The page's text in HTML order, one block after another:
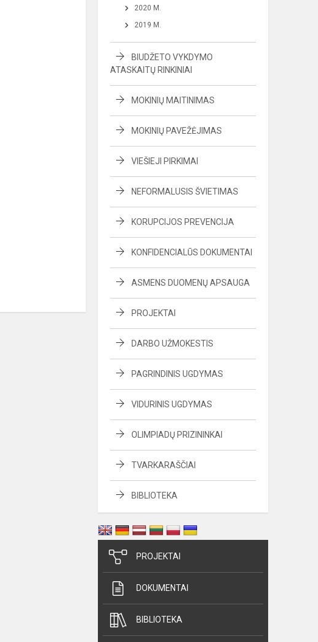
2020 M.
2019 M.
BIUDŽETO VYKDYMO
ATASKAITŲ RINKINIAI
MOKINIŲ MAITINIMAS
MOKINIŲ PAVEŽĖJIMAS
VIEŠIEJI PIRKIMAI
NEFORMALUSIS ŠVIETIMAS
KORUPCIJOS PREVENCIJA
KONFIDENCIALŪS DOKUMENTAI
ASMENS DUOMENŲ APSAUGA
PROJEKTAI
DARBO UŽMOKESTIS
PAGRINDINIS UGDYMAS
VIDURINIS UGDYMAS
OLIMPIADŲ PRIZININKAI
TVARKARAŠČIAI
BIBLIOTEKA
PROJEKTAI
DOKUMENTAI
BIBLIOTEKA